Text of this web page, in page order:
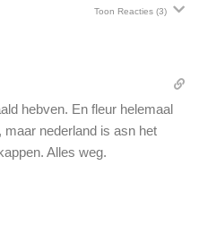
Toon Reacties (3)
hebven. En fleur helemaal
nederland is asn het
Alles weg.